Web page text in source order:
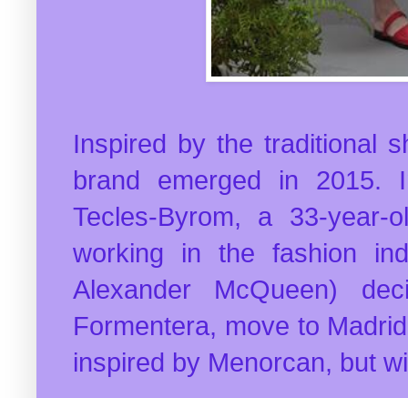
Inspired by the traditional
brand emerged in
Tecles-Byrom, a 33-
working in the fashion
Alexander McQueen)
Formentera, move to
inspired by Menorcan, but